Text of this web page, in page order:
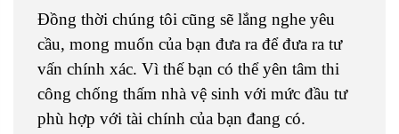
Đồng thời chúng tôi cũng sẽ lắng nghe yêu
cầu, mong muốn của bạn đưa ra để đưa ra tư
vấn chính xác. Vì thế bạn có thể yên tâm thi
công chống thấm nhà vệ sinh với mức đầu tư
phù hợp với tài chính của bạn đang có.